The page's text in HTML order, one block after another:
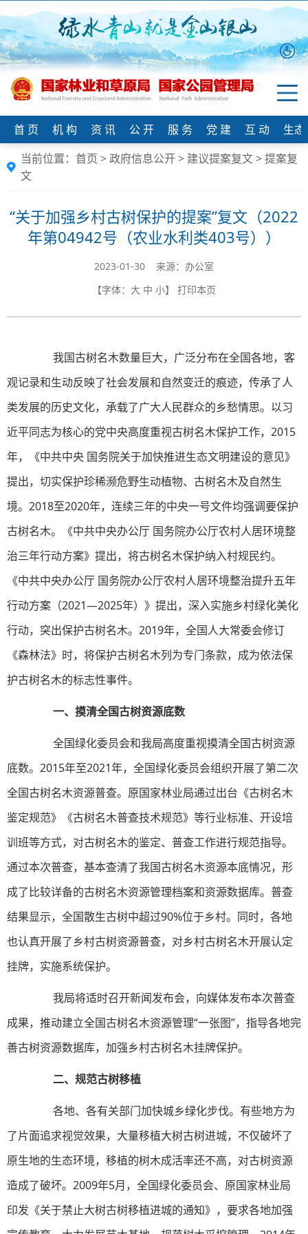
首 页 机 构 资 讯 公 开 服 务 党 建 互 动
生
当前位置： 首页 >政府信息公开>建议提案复文>提案复
文
“关于加强乡村古树保护的提案”复文（2022
年第04942号（农业水利类403号））
2023-01-30 来源：办公室
【字体： 大 中 小】 打印本页
我国古树名木数量巨大，广泛分布在全国各地，客
观记录和生动反映了社会发展和自然变迁的痕迹，传承了人
类发展的历史文化，承载了广大人民群众的乡愁情思。以习
近平同志为核心的党中央高度重视古树名木保护工作，2015
年，《中共中央 国务院关于加快推进生态文明建设的意见》
提出，切实保护珍稀濒危野生动植物、古树名木及自然生
境。2018至2020年，连续三年的中央一号文件均强调要保护
古树名木。《中共中央办公厅 国务院办公厅农村人居环境整
治三年行动方案》提出，将古树名木保护纳入村规民约。
《中共中央办公厅 国务院办公厅农村人居环境整治提升五年
行动方案（2021—2025年）》提出，深入实施乡村绿化美化
行动，突出保护古树名木。2019年，全国人大常委会修订
《森林法》时，将保护古树名木列为专门条款，成为依法保
护古树名木的标志性事件。
一、摸清全国古树资源底数
全国绿化委员会和我局高度重视摸清全国古树资源
底数。2015年至2021年，全国绿化委员会组织开展了第二次
全国古树名木资源普查。原国家林业局通过出台《古树名木
鉴定规范》《古树名木普查技术规范》等行业标准、开设培
训班等方式，对古树名木的鉴定、普查工作进行规范指导。
通过本次普查，基本查清了我国古树名木资源本底情况，形
成了比较详备的古树名木资源管理档案和资源数据库。普查
结果显示，全国散生古树中超过90%位于乡村。同时，各地
也认真开展了乡村古树资源普查，对乡村古树名木开展认定
挂牌，实施系统保护。
我局将适时召开新闻发布会，向媒体发布本次普查
成果，推动建立全国古树名木资源管理“一张图”，指导各地完
善古树资源数据库，加强乡村古树名木挂牌保护。
二、规范古树移植
各地、各有关部门加快城乡绿化步伐。有些地方为
了片面追求视觉效果，大量移植大树古树进城，不仅破坏了
原生地的生态环境，移植的树木成活率还不高，对古树资源
造成了破坏。2009年5月，全国绿化委员会、原国家林业局
印发《关于禁止大树古树移植进城的通知》，要求各地加强